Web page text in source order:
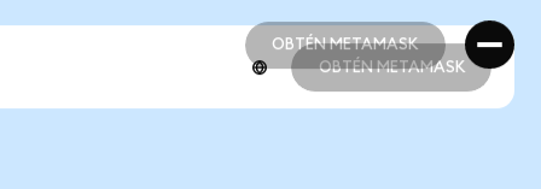
OBTÉN METAMASK
OBTÉN METAMASK
OBTÉN METAMASK